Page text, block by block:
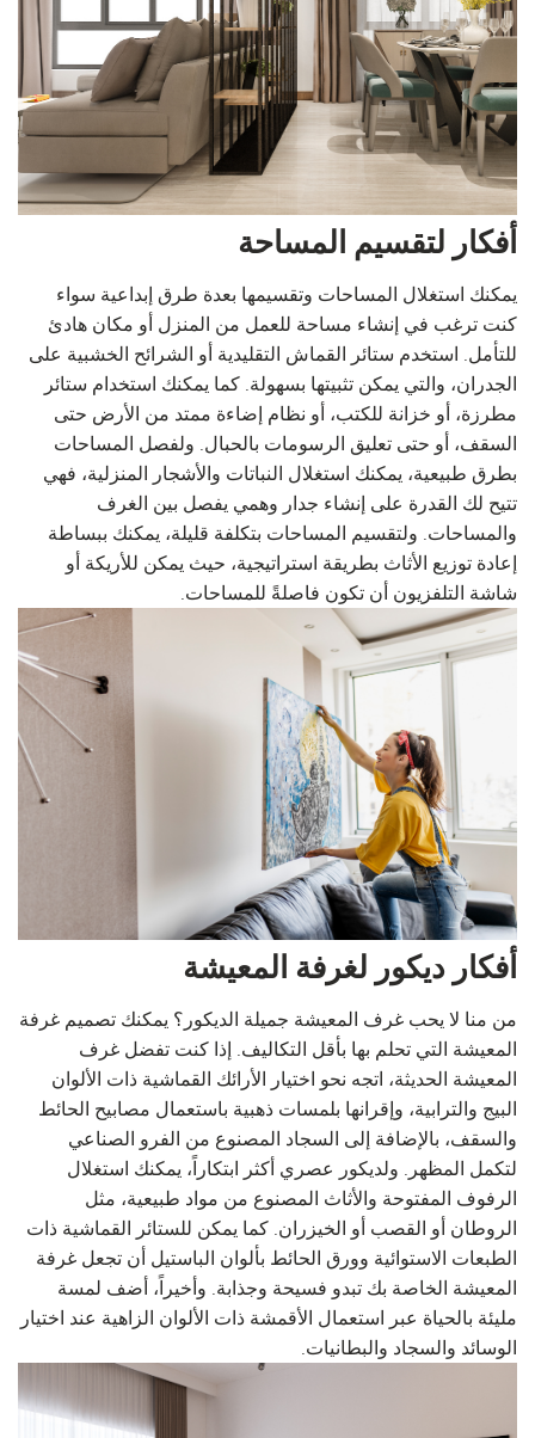
أفكار لتقسيم المساحة
يمكنك استغلال المساحات وتقسيمها بعدة طرق إبداعية سواء
كنت ترغب في إنشاء مساحة للعمل من المنزل أو مكان هادئ
للتأمل. استخدم ستائر القماش التقليدية أو الشرائح الخشبية على
الجدران، والتي يمكن تثبيتها بسهولة. كما يمكنك استخدام ستائر
مطرزة، أو خزانة للكتب، أو نظام إضاءة ممتد من الأرض حتى
السقف، أو حتى تعليق الرسومات بالحبال. ولفصل المساحات
بطرق طبيعية، يمكنك استغلال النباتات والأشجار المنزلية، فهي
تتيح لك القدرة على إنشاء جدار وهمي يفصل بين الغرف
والمساحات. ولتقسيم المساحات بتكلفة قليلة، يمكنك ببساطة
إعادة توزيع الأثاث بطريقة استراتيجية، حيث يمكن للأريكة أو
شاشة التلفزيون أن تكون فاصلةً للمساحات.
أفكار ديكور لغرفة المعيشة
من منا لا يحب غرف المعيشة جميلة الديكور؟ يمكنك تصميم غرفة
المعيشة التي تحلم بها بأقل التكاليف. إذا كنت تفضل غرف
المعيشة الحديثة، اتجه نحو اختيار الأرائك القماشية ذات الألوان
البيج والترابية، وإقرانها بلمسات ذهبية باستعمال مصابيح الحائط
والسقف، بالإضافة إلى السجاد المصنوع من الفرو الصناعي
لتكمل المظهر. ولديكور عصري أكثر ابتكاراً، يمكنك استغلال
الرفوف المفتوحة والأثاث المصنوع من مواد طبيعية، مثل
الروطان أو القصب أو الخيزران. كما يمكن للستائر القماشية ذات
الطبعات الاستوائية وورق الحائط بألوان الباستيل أن تجعل غرفة
المعيشة الخاصة بك تبدو فسيحة وجذابة. وأخيراً، أضف لمسة
مليئة بالحياة عبر استعمال الأقمشة ذات الألوان الزاهية عند اختيار
الوسائد والسجاد والبطانيات.